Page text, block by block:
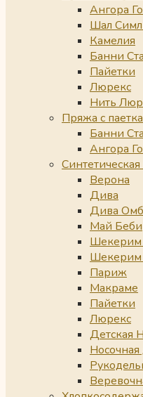
Ангора
Шал
Камелия
Банни
Пайетки
Люрекс
Нить
Пряжа с
Банни
Ангора
Верона
Дива
Дива
Май Беби
Шекерим
Шекерим
Париж
Макраме
Пайетки
Люрекс
Детская
Носочная